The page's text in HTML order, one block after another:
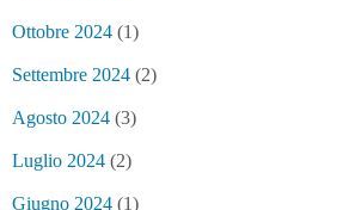
Ottobre 2024 (1)
Settembre 2024 (2)
Agosto 2024 (3)
Luglio 2024 (2)
Giugno 2024 (1)